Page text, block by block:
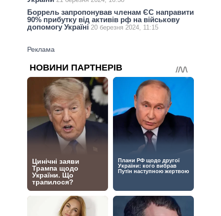
Боррель запропонував членам ЄС направити
90% прибутку від активів рф на військову
допомогу Україні 20 березня 2024, 11:15